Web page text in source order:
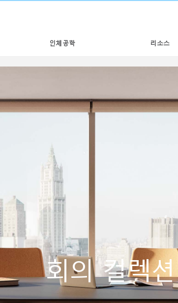
인체공학 리소스
회의 컬렉션